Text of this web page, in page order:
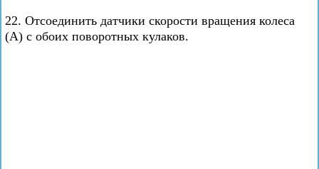
22. Отсоединить датчики скорости вращения колеса
(А) с обоих поворотных кулаков.